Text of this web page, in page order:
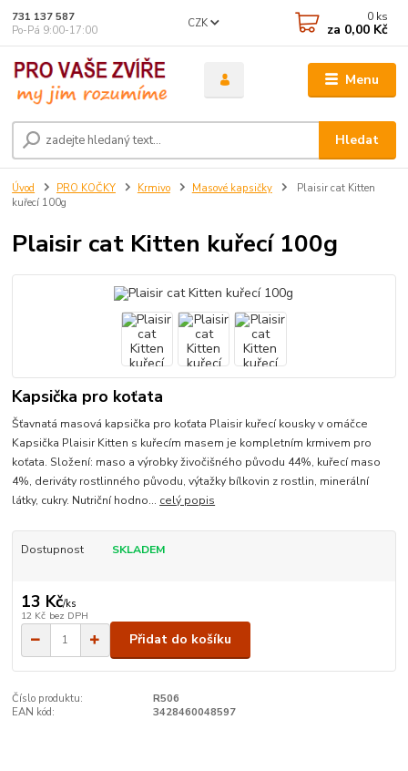
Menu
CZK
Hledat
731 137 587
Po-Pá 9:00-17:00
0 ks
za 0,00 Kč
Úvod PRO KOČKY Krmivo Masové kapsičky
Plaisir cat Kitten
kuřecí 100g
Plaisir cat Kitten kuřecí 100g
Kapsička pro koťata
Šťavnatá masová kapsička pro koťata Plaisir kuřecí kousky v omáčce
Kapsička Plaisir Kitten s kuřecím masem je kompletním krmivem pro
koťata. Složení: maso a výrobky živočišného původu 44%, kuřecí maso
4%, deriváty rostlinného původu, výtažky bílkovin z rostlin, minerální
látky, cukry. Nutriční hodno... celý popis
Dostupnost SKLADEM
13 Kč/ks
12 Kč bez DPH
Přidat do košíku
Číslo produktu:
R506
EAN kód:
3428460048597